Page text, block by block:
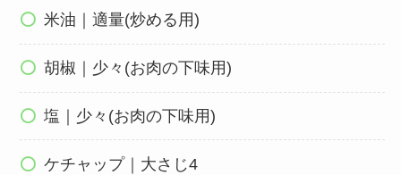
米油｜適量(炒める用)
胡椒｜少々(お肉の下味用)
塩｜少々(お肉の下味用)
ケチャップ｜大さじ4